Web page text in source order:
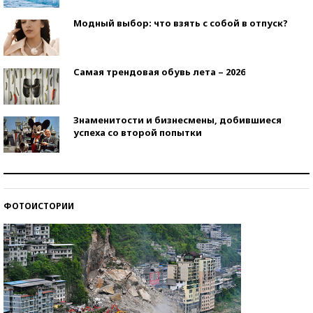
Модный выбор: что взять с собой в отпуск?
Самая трендовая обувь лета – 2026
Знаменитости и бизнесмены, добившиеся
успеха со второй попытки
ФОТОИСТОРИИ